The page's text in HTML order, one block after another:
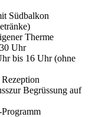
Südbalkon
Therme
Uhr
bis 16 Uhr (ohne
zur Begrüssung auf